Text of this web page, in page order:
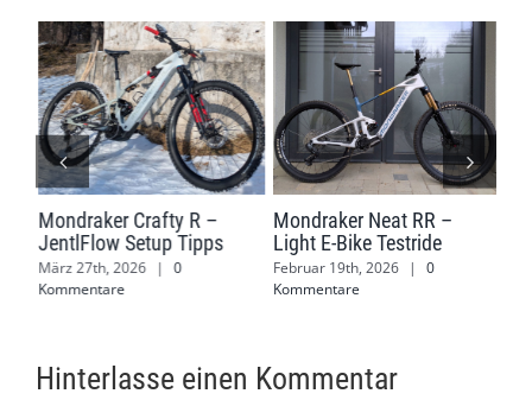
Mondraker Crafty R –
JentlFlow Setup Tipps
März 27th, 2026 | 0
Kommentare
Mondraker Neat RR –
Light E-Bike Testride
Februar 19th, 2026 |
0
Kommentare
Hinterlasse einen Kommentar